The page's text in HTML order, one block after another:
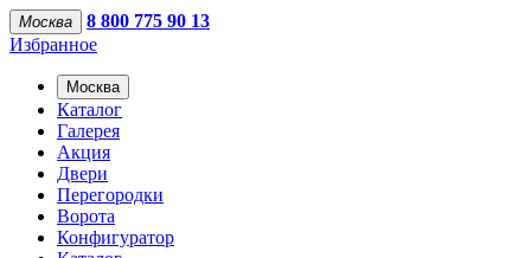
Москва
8 800 775 90 13
Избранное
Москва
Каталог
Галерея
Акция
Двери
Перегородки
Ворота
Конфигуратор